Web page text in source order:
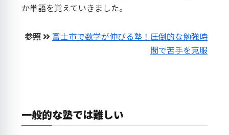
か単語を覚えていきました。
参照
富士市で数学が伸びる塾！圧倒的な勉強時
間で苦手を克服
一般的な塾では難しい